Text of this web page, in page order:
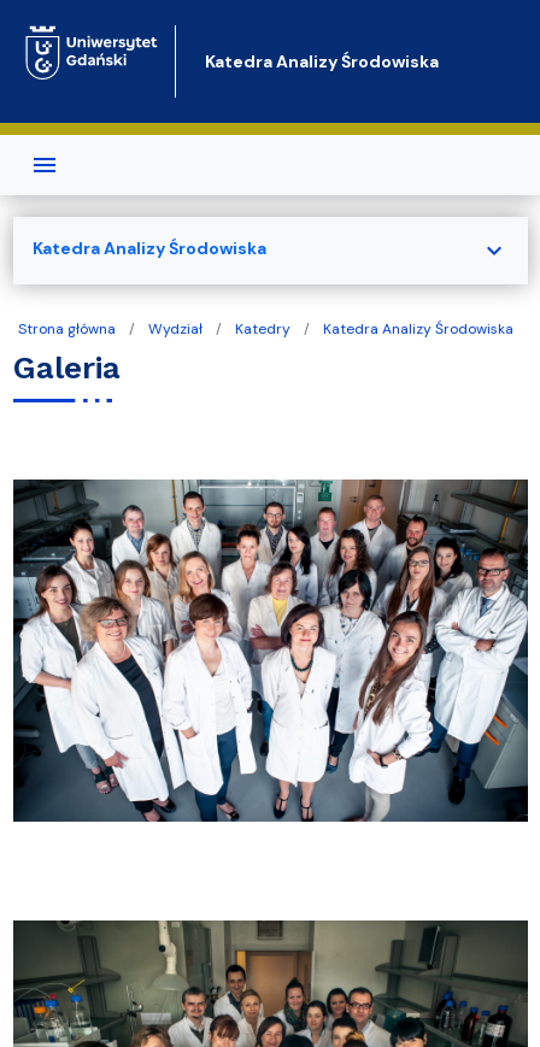
Katedra Analizy Środowiska
Strona główna Wydział Katedry Katedra Analizy Środowiska
Galeria
Katedra Analizy Środowiska expand_more